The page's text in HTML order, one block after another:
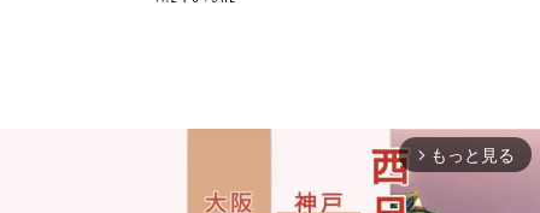
arrow_forward_ios もっと見る